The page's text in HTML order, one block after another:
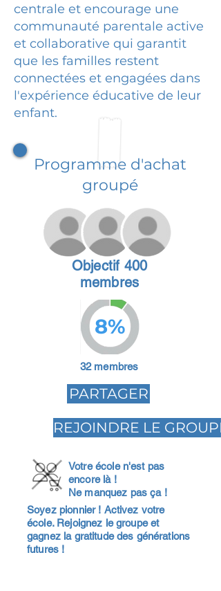
centrale et encourage une
communauté parentale active
et collaborative qui garantit
que les familles restent
connectées et engagées dans
l'expérience éducative de leur
enfant.
Programme d'achat
groupé
Objectif 400
membres
8%
32 membres
PARTAGER
REJOINDRE LE GROUPE
Votre école n'est pas
encore là !
Ne manquez pas ça !
Soyez pionnier ! Activez votre
école. Rejoignez le groupe et
gagnez la gratitude des générations
futures !